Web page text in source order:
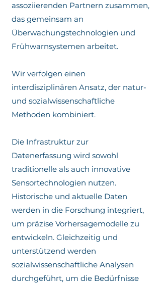
Entwicklung und Einsatz einer
technischen Infrastruktur für die
effiziente Erfassung und
Bereitstellung ozeanographischer
Datenerfassungssysteme zur
Überwachung von
Gewässerparametern und
biologischer Gefahren.
Vorhersagemöglichkeiten und
Breitstellung von
Handlungsempfehlungen:
Integration historischer und aktueller
Datensätze zur Modellierung des
Auftretens biologischer Gefahren.
Entwicklung von Vorhersage-
modellen unter Berücksichtigung
der Einflussfaktoren auf das
Auftreten und die Ausbreitung dieser
Gefahren.
assoziierenden Partnern zusammen,
das gemeinsam an
Überwachungstechnologien und
Frühwarnsystemen arbeitet.
Wir verfolgen einen
interdisziplinären Ansatz, der natur-
und sozialwissenschaftliche
Methoden kombiniert.
Die Infrastruktur zur
Datenerfassung wird sowohl
traditionelle als auch innovative
Sensortechnologien nutzen.
Historische und aktuelle Daten
werden in die Forschung integriert,
um präzise Vorhersagemodelle zu
entwickeln. Gleichzeitig und
unterstützend werden
sozialwissenschaftliche Analysen
durchgeführt, um die Bedürfnisse